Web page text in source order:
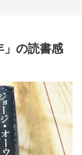
」の読書感